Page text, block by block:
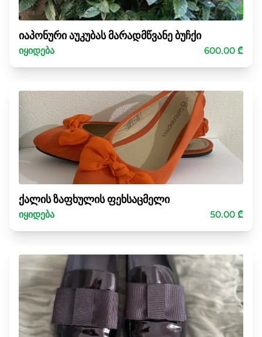
იაპონური აუკუბას მარადმწვანე ბუჩქი
იყიდება 600.00 ₾
ქალის ზაფხულის ფეხსაცმელი
იყიდება 50.00 ₾